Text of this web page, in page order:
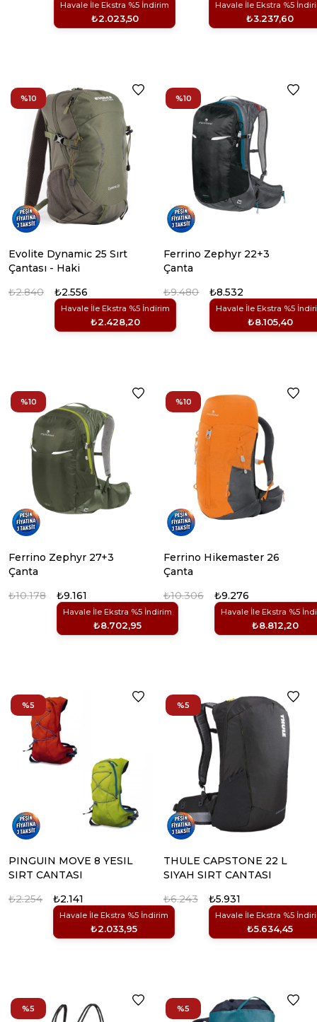
Havale İle Ekstra %5 İndirim
₺2.023,50
Havale İle Ekstra %5
₺3.237,60
Evolite Dynamic 25 Sırt
Çantası - Haki
₺2.556
Havale İle Ekstra %5 İndirim
₺2.428,20
₺2.840
%10
Ferrino Zephyr 22+3
Çanta
₺8.532
Havale İle Ekstra %5
₺8.105,40
₺9.480
%10
Ferrino Zephyr 27+3
Çanta
₺9.161
Havale İle Ekstra %5 İndirim
₺8.702,95
₺10.178
%10
Ferrino Hikemaster 26
Çanta
₺9.276
Havale İle Ekstra %5
₺8.812,20
₺10.306
%10
PINGUIN MOVE 8 YESIL
SIRT CANTASI
₺2.141
Havale İle Ekstra %5 İndirim
₺2.033,95
₺2.254
%5
THULE CAPSTONE 22 L
SIYAH SIRT CANTASI
₺5.931
Havale İle Ekstra %5
₺5.634,45
₺6.243
%5
%5 %5